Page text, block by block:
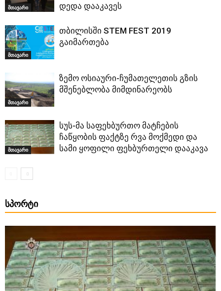
მთავარი
დედა დააკავეს
მთავარი
თბილისში STEM FEST 2019
გაიმართება
მთავარი
ზემო ოსიაური-ჩუმათელეთის გზის
მშენებლობა მიმდინარეობს
მთავარი
სუს-მა საფეხბურთო მატჩების
ჩაწყობის ფაქტზე რვა მოქმედი და
სამი ყოფილი ფეხბურთელი დააკავა
ᲡᲞᲝᲠᲢᲘ